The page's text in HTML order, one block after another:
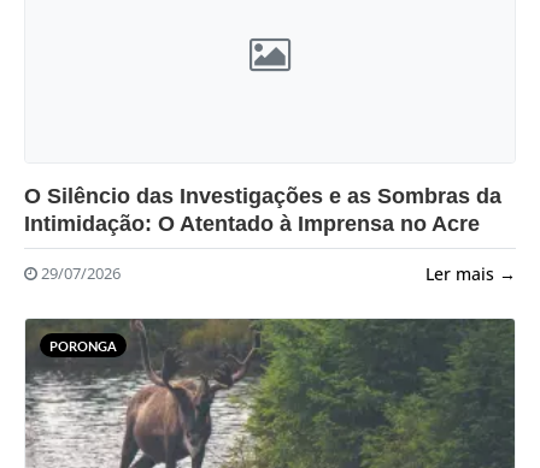
O Silêncio das Investigações e as Sombras da
Intimidação: O Atentado à Imprensa no Acre
29/07/2026 Ler mais →
PORONGA